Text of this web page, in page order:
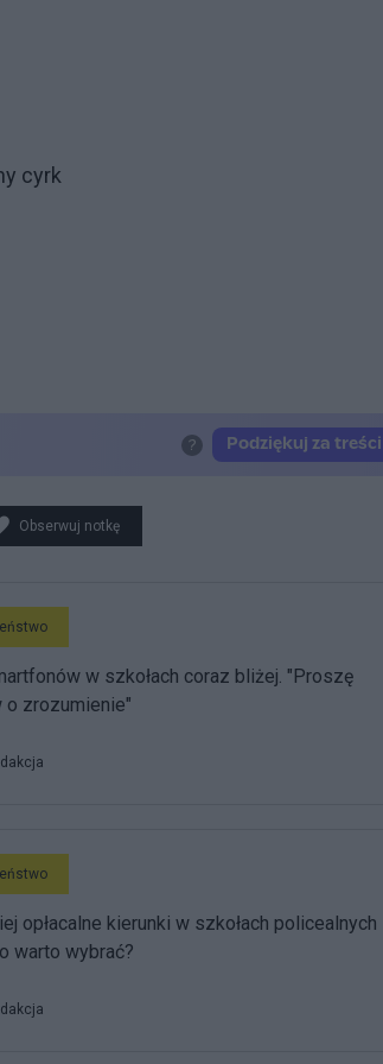
cyrk
Obserwuj notkę
w szkołach coraz bliżej. "Proszę
o zrozumienie"
opłacalne kierunki w szkołach policealnych
warto wybrać?